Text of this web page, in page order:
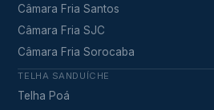
Câmara Fria Santos
Câmara Fria SJC
Câmara Fria Sorocaba
TELHA SANDUÍCHE
Telha Poá